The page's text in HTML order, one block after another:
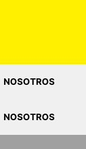
NOSOTROS
NOSOTROS